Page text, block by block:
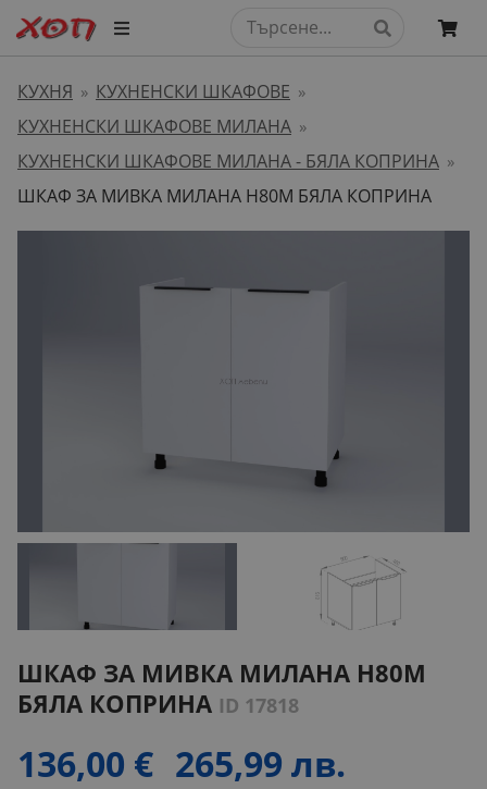
КУХНЯ » КУХНЕНСКИ ШКАФОВЕ »
КУХНЕНСКИ ШКАФОВЕ МИЛАНА »
КУХНЕНСКИ ШКАФОВЕ МИЛАНА - БЯЛА КОПРИНА »
ШКАФ ЗА МИВКА МИЛАНА H80M БЯЛА КОПРИНА
ШКАФ ЗА МИВКА МИЛАНА H80M
БЯЛА КОПРИНА ID 17818
136,00 € 265,99 лв.